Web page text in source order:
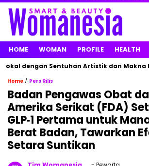
HOME WOMAN PROFILE HEALTH
dengan Sentuhan Artistik dan Makna
Home / Pers Rilis
Badan Pengawas Obat
Amerika Serikat (FDA)
GLP‑1 Pertama untuk
Berat Badan, Tawarkan
Setara Suntikan